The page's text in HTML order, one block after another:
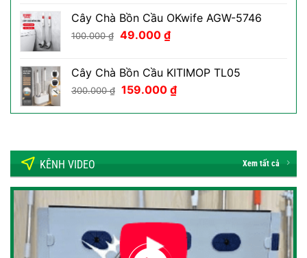
là:
200.000 ₫.
tại
Cây Chà Bồn Cầu OKwife AGW-5746
100.000₫ Giá
100.000 ₫.
49.000 ₫Giá
là:
49.000 ₫.
Cây Chà Bồn Cầu KITIMOP TL05
300.000₫ Giá
là:
159.000 ₫Giá
tại
KÊNH VIDEO Xem tất cả